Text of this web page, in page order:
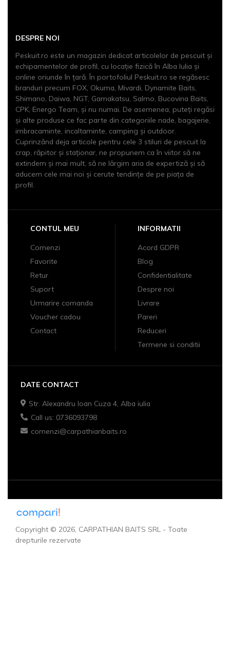
DESPRE NOI
Peskuit.ro este un magazin dedicat articolelor de pescuit şi
echipamentelor de profil, cu locaţie fizică în Alba Iulia și
online oriunde în țară. În portofoliul Peskuit.ro se regăsesc
branduri precum FOX, Okuma, Mivardi, Dynamite Baits,
Shimano, Daiwa, NGT, Gamakatsu, Salmo, Bucovina Baits,
CPK, Energo Team, și nu numai. De asemenea, puteți regăsi
și alte produse ce fac parte din categoriile nade, bagajerie,
imbracaminte, incaltaminte, camping și outdoor.
Cuprinzând deja articole pentru cele 3 stiluri de pescuit la
crap, răpitor și staționar, ne propunem ca în viitor să ne
extindem şi mai mult, să ne lărgim aria de expertiză şi să
aducem cele mai noi şi cerute tendinţe de pe piaţa de
profil.
CONTUL MEU
Comenzi
Favorite
Retur
Suport
Urmarire comanda
Voucher cadou
Contact
INFORMATII
Acord GDPR
Blog
Confidentialitate
Despre noi
Livrare
Pareri
Reduceri
Termene si conditii
DATE CONTACT
Str. Alexandru Ioan Cuza 4, Alba iulia
Call us: 0736093798
comenzi@carpathianbaits.ro
Copyright © 2026, CARPATHIAN BAITS SRL - Toate
drepturile rezervate